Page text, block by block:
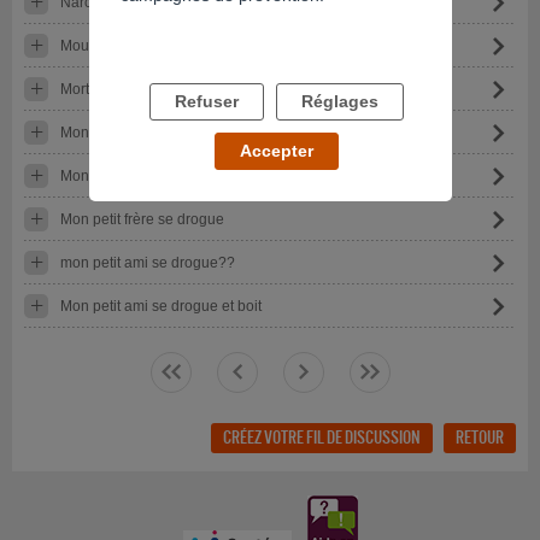
Mourir et renaître
Mort ou quoi faire ? Héroïne
Mon quotidien est un enfer
Mon projet pma et la consommation de drogue de mon mari
Mon petit frère se drogue
mon petit ami se drogue??
Mon petit ami se drogue et boit
<< < > >>
CRÉEZ VOTRE FIL DE DISCUSSION RETOUR
Refuser Réglages
Accepter